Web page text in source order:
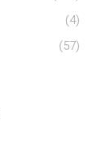
(4)
(57)